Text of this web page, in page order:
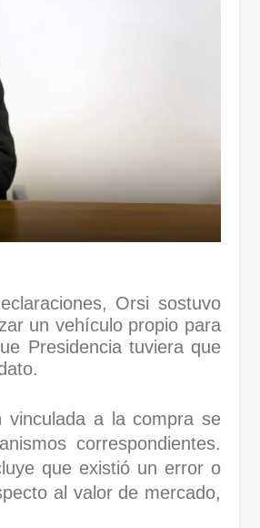
Orsi sostuvo
un vehículo propio para
Presidencia tuviera que
vinculada a la compra se
correspondientes.
que existió un error o
al valor de mercado,